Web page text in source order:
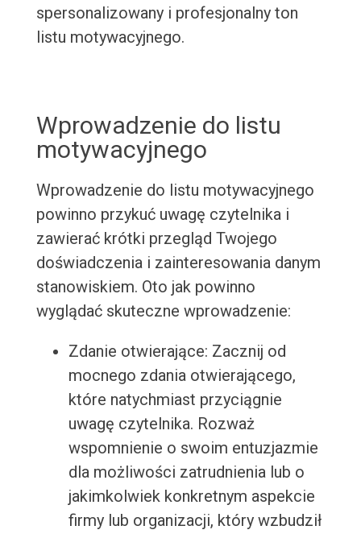
spersonalizowany i profesjonalny ton
listu motywacyjnego.
Wprowadzenie do listu
motywacyjnego
Wprowadzenie do listu motywacyjnego
powinno przykuć uwagę czytelnika i
zawierać krótki przegląd Twojego
doświadczenia i zainteresowania danym
stanowiskiem. Oto jak powinno
wyglądać skuteczne wprowadzenie:
Zdanie otwierające: Zacznij od
mocnego zdania otwierającego,
które natychmiast przyciągnie
uwagę czytelnika. Rozważ
wspomnienie o swoim entuzjazmie
dla możliwości zatrudnienia lub o
jakimkolwiek konkretnym aspekcie
firmy lub organizacji, który wzbudził